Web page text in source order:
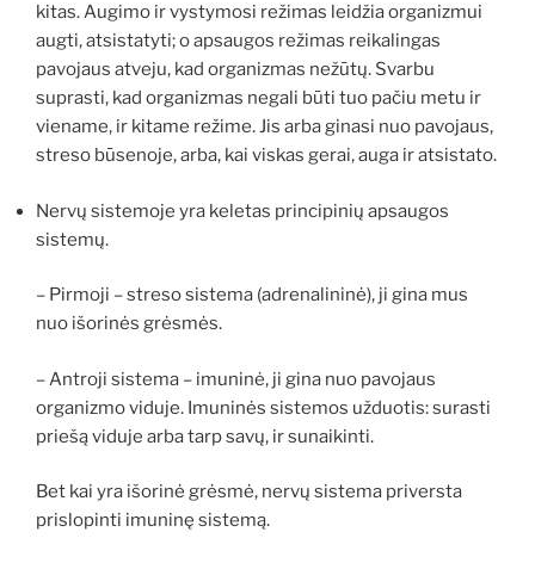
kitas. Augimo ir vystymosi režimas leidžia organizmui
augti, atsistatyti; o apsaugos režimas reikalingas
pavojaus atveju, kad organizmas nežūtų. Svarbu
suprasti, kad organizmas negali būti tuo pačiu metu ir
viename, ir kitame režime. Jis arba ginasi nuo pavojaus,
streso būsenoje, arba, kai viskas gerai, auga ir atsistato.
Nervų sistemoje yra keletas principinių apsaugos
sistemų.
– Pirmoji – streso sistema (adrenalininė), ji gina mus
nuo išorinės grėsmės.
– Antroji sistema – imuninė, ji gina nuo pavojaus
organizmo viduje. Imuninės sistemos užduotis: surasti
priešą viduje arba tarp savų, ir sunaikinti.
Bet kai yra išorinė grėsmė, nervų sistema priversta
prislopinti imuninę sistemą.